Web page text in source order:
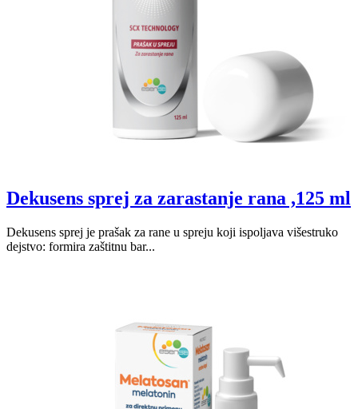
Dekusens sprej za zarastanje rana ,125 ml
Dekusens sprej je prašak za rane u spreju koji ispoljava višestruko
dejstvo: formira zaštitnu bar...